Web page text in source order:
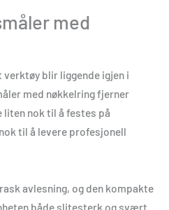
med
blir liggende igjen i
med nøkkelring fjerner
nok til å festes på
til å levere profesjonell
avlesning, og den kompakte
både slitesterk og svært